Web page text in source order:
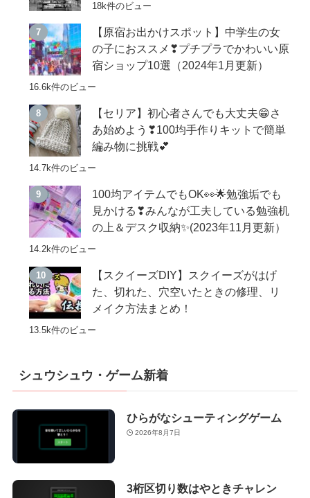
18k件のビュー
【原宿お出かけスポット】中学生の女
の子におススメ❣プチプラでかわいい原
宿ショップ10選（2024年1月更新）
16.6k件のビュー
【セリア】初心者さんでも大丈夫😁さ
あ始めよう❣100均手作りキットで簡単
編み物に挑戦💕
14.7k件のビュー
100均アイテムでもOK👀🌟勉強垢でも
見かける❣みんなが工夫している勉強机
の上＆デスク収納✨(2023年11月更新）
14.2k件のビュー
【スクイーズDIY】スクイーズがはげ
た、切れた、穴空いたときの修理、リ
メイク方法まとめ！
13.5k件のビュー
シュウシュウ・ゲーム新着
ひらがなシューティングゲーム
2026年8月7日
3桁区切り数はやときチャレン